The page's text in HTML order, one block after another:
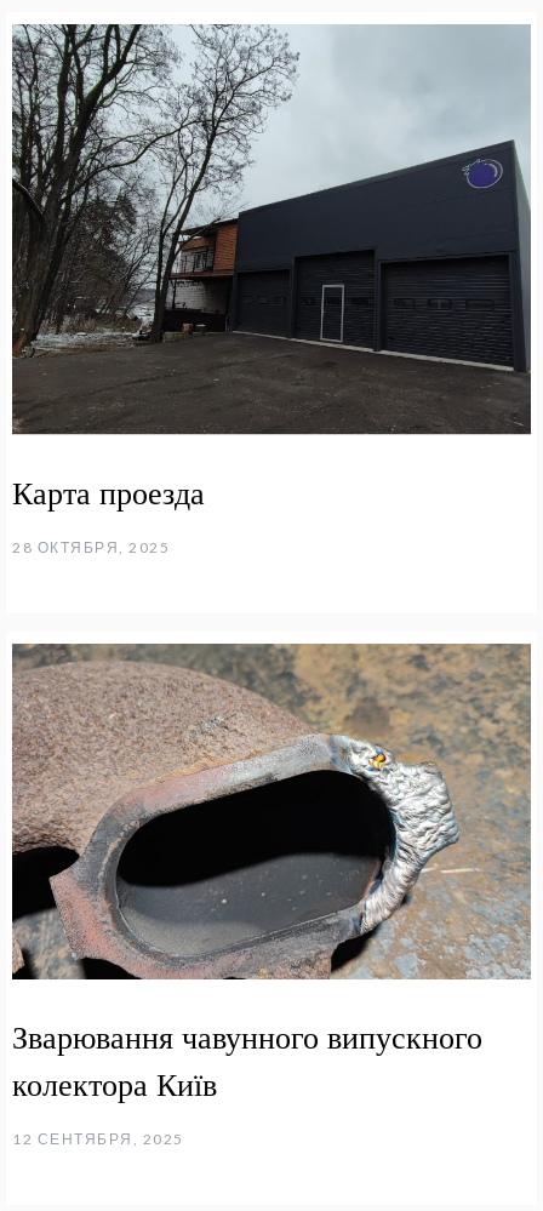
Карта проезда
28 ОКТЯБРЯ, 2025
Зварювання чавунного випускного
колектора Київ
12 СЕНТЯБРЯ, 2025